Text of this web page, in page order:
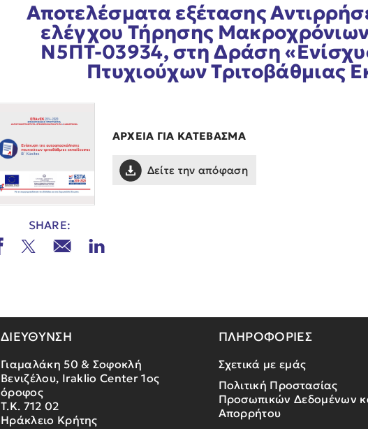
Αποτελέσματα εξέτασης
ελέγχου Τήρησης
Ν5ΠΤ-03934, στη Δράση
Πτυχιούχων Τριτοβάθμιας
ΑΡΧΕΙΑ ΓΙΑ ΚΑΤΕΒΑΣΜΑ
Δείτε την απόφαση
SHARE:
ΔΙΕΥΘΥΝΣΗ
Γιαμαλάκη 50 & Σοφοκλή
Βενιζέλου, Iraklio Center 1ος
όροφος
Τ.Κ. 712 02
Ηράκλειο Κρήτης
ΠΛΗΡΟΦΟΡΙΕΣ
Σχετικά με εμάς
Πολιτική Προστασίας
Προσωπικών Δεδομένων
Απορρήτου